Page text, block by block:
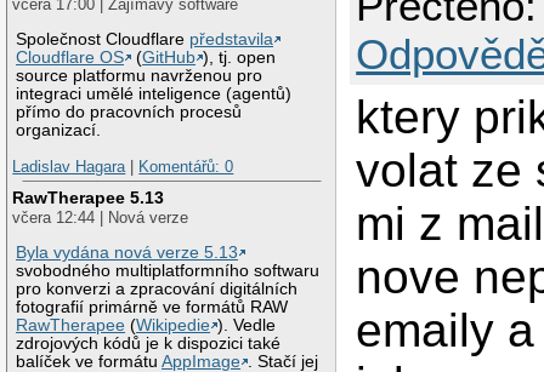
včera 17:00 | Zajímavý software
Společnost Cloudflare představila
Cloudflare OS
(GitHub ), tj. open
source platformu navrženou pro
integraci umělé inteligence (agentů)
přímo do pracovních procesů
organizací.
Ladislav Hagara
Komentářů: 0
RawTherapee 5.13
včera 12:44 | Nová verze
Byla vydána nová verze 5.13
svobodného multiplatformního softwaru
pro konverzi a zpracování digitálních
fotografií primárně ve formátů RAW
RawTherapee (Wikipedie ). Vedle
zdrojových kódů je k dispozici také
balíček ve formátuAppImage . Stačí jej
ktery
volat ze
mi z
nove
emaily